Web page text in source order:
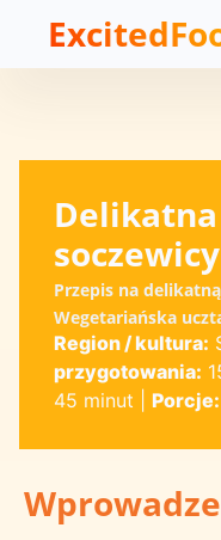
soczewicy
Przepis na
Wegetariańska
Region / kultura:
przygotowania:
45 minut
Porcje: